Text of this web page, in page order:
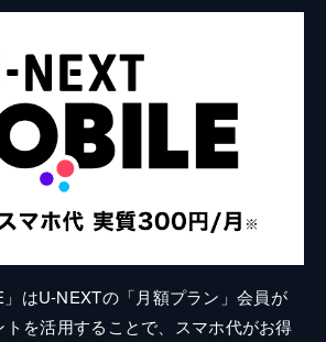
」はU-NEXTの「月額プラン」会員が
を活用することで、スマホ代がお得